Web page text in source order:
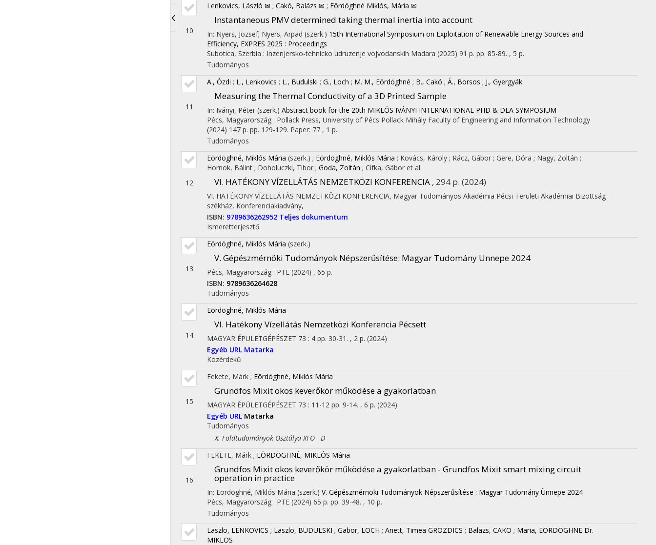
Toggle
navigation
10
Lenkovics, László ✉ ; Cakó, Balázs ✉ ; Eördöghné Miklós, Mária ✉
Instantaneous PMV determined taking thermal inertia into account
In: Nyers, Jozsef; Nyers, Arpad (szerk.) 15th International Symposium on Exploitation of Renewable Energy Sources and
Efficiency, EXPRES 2025 : Proceedings
Subotica, Szerbia : Inzenjersko-tehnicko udruzenje vojvodanskih Madara (2025) 91 p. pp. 85-89. , 5 p.
Tudományos
11
A., Ózdi ; L., Lenkovics ; L., Budulski ; G., Loch ; M. M., Eördöghné ; B., Cakó ; Á., Borsos ; J., Gyergyák
Measuring the Thermal Conductivity of a 3D Printed Sample
In: Iványi, Péter (szerk.) Abstract book for the 20th MIKLÓS IVÁNYI INTERNATIONAL PHD & DLA SYMPOSIUM
Pécs, Magyarország : Pollack Press, University of Pécs Pollack Mihály Faculty of Engineering and Information Technology
(2024) 147 p. pp. 129-129. Paper: 77 , 1 p.
Tudományos
12
Eördöghné, Miklós Mária (szerk.) ; Eördöghné, Miklós Mária ; Kovács, Károly ; Rácz, Gábor ; Gere, Dóra ; Nagy, Zoltán ;
Hornok, Bálint ; Doholuczki, Tibor ; Goda, Zoltán ; Cifka, Gábor et al.
VI. HATÉKONY VÍZELLÁTÁS NEMZETKÖZI KONFERENCIA , 294 p. (2024)
VI. HATÉKONY VÍZELLÁTÁS NEMZETKÖZI KONFERENCIA, Magyar Tudományos Akadémia Pécsi Területi Akadémiai Bizottság
székház, Konferenciakiadvány,
ISBN: 9789636262952 Teljes dokumentum
Ismeretterjesztő
13
Eördöghné, Miklós Mária (szerk.)
V. Gépészmérnöki Tudományok Népszerűsítése: Magyar Tudomány Ünnepe 2024
Pécs, Magyarország : PTE (2024) , 65 p.
ISBN: 9789636264628
Tudományos
14
Eördöghné, Miklós Mária
VI. Hatékony Vízellátás Nemzetközi Konferencia Pécsett
MAGYAR ÉPÜLETGÉPÉSZET 73 : 4 pp. 30-31. , 2 p. (2024)
Egyéb URL Matarka
Közérdekű
15
Fekete, Márk ; Eördöghné, Miklós Mária
Grundfos Mixit okos keverőkör működése a gyakorlatban
MAGYAR ÉPÜLETGÉPÉSZET 73 : 11-12 pp. 9-14. , 6 p. (2024)
Egyéb URL Matarka
Tudományos
X. Földtudományok Osztálya XFO D
16
FEKETE, Márk ; EÖRDÖGHNÉ, MIKLÓS Mária
Grundfos Mixit okos keverőkör működése a gyakorlatban - Grundfos Mixit smart mixing circuit
operation in practice
In: Eördöghné, Miklós Mária (szerk.) V. Gépészmérnöki Tudományok Népszerűsítése : Magyar Tudomány Ünnepe 2024
Pécs, Magyarország : PTE (2024) 65 p. pp. 39-48. , 10 p.
Tudományos
Laszlo, LENKOVICS ; Laszlo, BUDULSKI ; Gabor, LOCH ; Anett, Timea GROZDICS ; Balazs, CAKO ; Maria, EORDOGHNE Dr.
MIKLOS